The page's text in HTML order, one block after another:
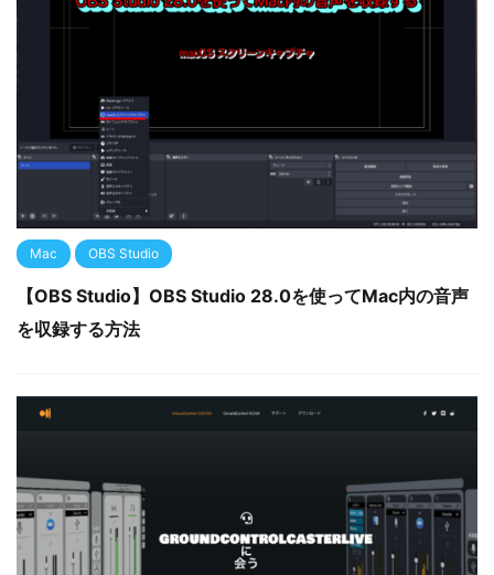
Mac OBS Studio
【OBS Studio】OBS Studio 28.0を使ってMac内の音声
を収録する方法